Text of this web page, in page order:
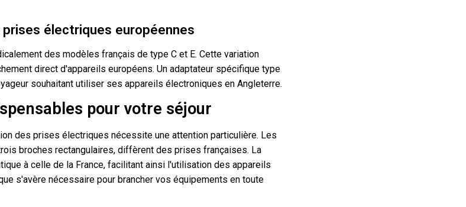
électriques européennes
des modèles français de type C et E. Cette variation
direct d'appareils européens. Un adaptateur spécifique type
souhaitant utiliser ses appareils électroniques en Angleterre.
pour votre séjour
des prises électriques nécessite une attention particulière. Les
broches rectangulaires, diffèrent des prises françaises. La
à celle de la France, facilitant ainsi l'utilisation des appareils
s'avère nécessaire pour brancher vos équipements en toute